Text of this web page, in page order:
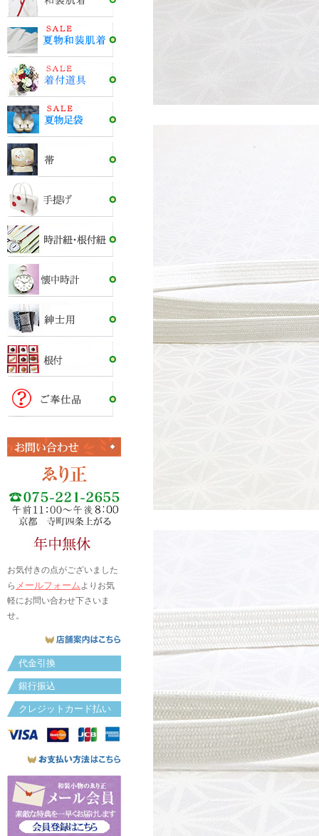
お気付きの点がございました
ら メールフォームよりお気
軽にお問い合わせ下さいま
せ。
代金引換
銀行振込
クレジットカード払い